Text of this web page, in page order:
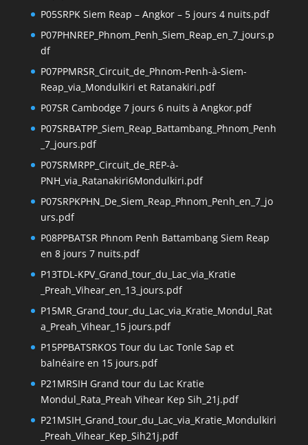
P05SRPK Siem Reap – Angkor – 5 jours 4 nuits.pdf
P07PHNREP_Phnom_Penh_Siem_Reap_en_7_jours.p
df
P07PPMRSR_Circuit_de_Phnom-Penh-à-Siem-
Reap_via_Mondulkiri et Ratanakiri.pdf
P07SR Cambodge 7 jours 6 nuits à Angkor.pdf
P07SRBATPP_Siem_Reap_Battambang_Phnom_Penh
_7_jours.pdf
P07SRMRPP_Circuit_de_REP-à-
PNH_via_Ratanakiri6Mondulkiri.pdf
P07SRPKPHN_De_Siem_Reap_Phnom_Penh_en_7_jo
urs.pdf
P08PPBATSR Phnom Penh Battambang Siem Reap
en 8 jours 7 nuits.pdf
P13TDL-KPV_Grand_tour_du_Lac_via_Kratie
_Preah_Vihear_en_13_jours.pdf
P15MR_Grand_tour_du_Lac_via_Kratie_Mondul_Rat
a_Preah_Vihear_15 jours.pdf
P15PPBATSRKOS Tour du Lac Tonle Sap et
balnéaire en 15 jours.pdf
P21MRSIH Grand tour du Lac Kratie
Mondul_Rata_Preah Vihear Kep Sih_21j.pdf
P21MSIH_Grand_tour_du_Lac_via_Kratie_Mondulkiri
_Preah_Vihear_Kep_Sih21j.pdf